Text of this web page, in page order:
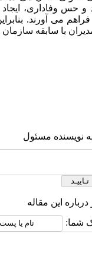
و حس وفاداری،
می آورند.
با سابقه
نویسنده مسئول
این مقاله
شما: